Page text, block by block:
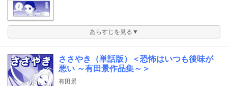
あらすじを見る▼
ささやき（単話版）＜恐怖はいつも後味が
悪い ～有田景作品集～＞
有田景